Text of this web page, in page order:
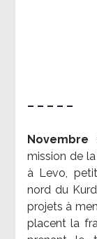
– – – – –
Novembre
mission de
à Levo,
nord du
projets à
placent la